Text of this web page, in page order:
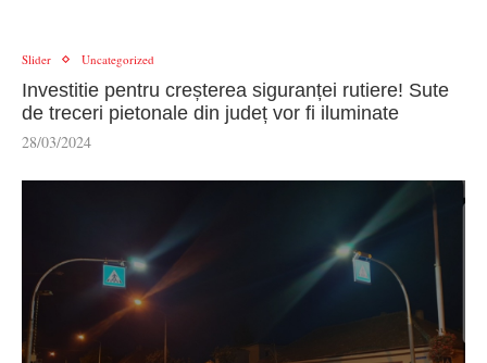
Slider Uncategorized
Investitie pentru creșterea siguranței rutiere! Sute
de treceri pietonale din județ vor fi iluminate
28/03/2024